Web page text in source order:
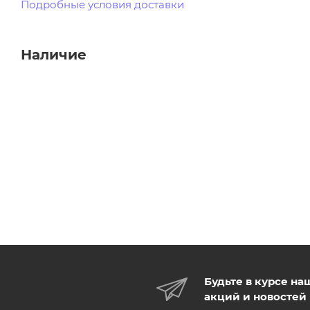
Подробные условия доставки
Наличие
Будьте в курсе
акций и новостей